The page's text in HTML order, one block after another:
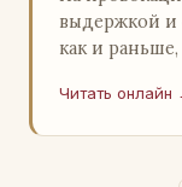
выдержкой и
как и
самообороны
Читать онлайн